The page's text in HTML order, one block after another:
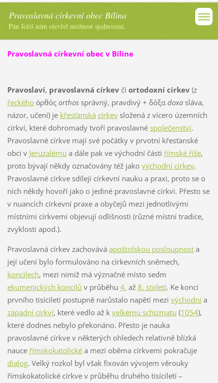
Pravoslavná církevní obec Bílina
Pán Ježíš nám otevřel možnost sjednocení.
Pravoslavná církevní obec v Bíline
Pravoslaví, pravoslavná církevči ortodoxní církev(z
řeckého ὀρθός orthossprávný, pravdivý + δόξα doxasláva,
názor, učení) je křesťanská církevsložená z vícero územních
církví, které dohromady tvoří pravoslavné společenství.
Pravoslavné církve mají své počátky v prvotní křesťanské
obci v Jeruzalému a dále pak ve východní části římské říše,
proto bývají někdy označovány též jako východní církev.
Pravoslavné církve sdílejí církevní nauku a praxi, proto se o
nich někdy hovoří jako o jediné pravoslavné církvi. Přesto se
v nuancích církevní praxe a obyčejů mezi jednotlivými
místními církvemi objevují odlišnosti (různé místní tradice,
zvyklosti apod.).
Pravoslavná církev zachovává apoštolskou posloupnosta
její učení bylo formulováno na církevních sněmech,
koncilech, mezi nimiž má význačné místo sedm
ekumenických koncilů v průběhu 4. až 8. století. Ke konci
prvního tisíciletí postupně narůstalo napětí mezi východnía
západní církví, které vedlo až k velkému schizmatu (1054),
které dodnes nebylo překonáno. Přesto je nauka
pravoslavné církve v některých ohledech relativně blízká
nauce římskokatolickéa mezi oběma církvemi pokračuje
dialog. Velký rozkol byl však fixován vývojem věrouky
římskokatolické církve v průběhu druhého tisíciletí –